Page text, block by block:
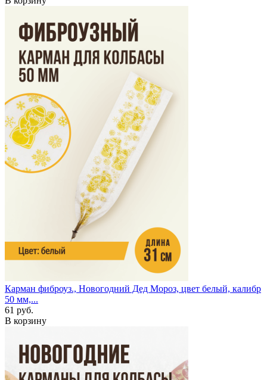
Карман фиброуз., Новогодний Дед Мороз, цвет белый, калибр
50 мм,...
61 руб.
В корзину